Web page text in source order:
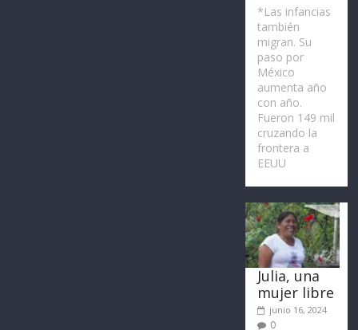
*Las infancias
también
migran. Su
paso por
México
aumenta año
con año.
Fueron 149 mil
cruzando la
frontera a
EEUU
Julia, una
mujer libre
junio 16, 2024
0